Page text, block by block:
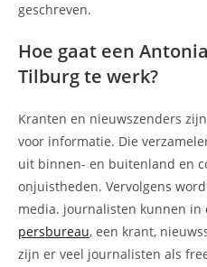
geschreven.
Hoe gaat een
Tilburg te werk?
Kranten en nieuwszenders
voor informatie. Die
uit binnen- en buitenland en
onjuistheden. Vervolgens
media. journalisten kunnen in
persbureau, een krant,
zijn er veel journalisten als